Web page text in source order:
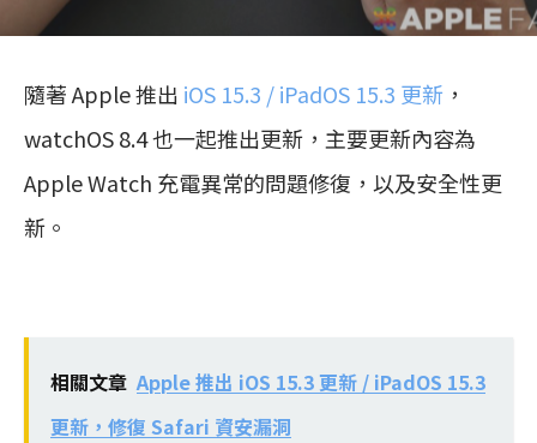
隨著 Apple 推出 iOS 15.3 / iPadOS 15.3 更新 ，
watchOS 8.4 也一起推出更新，主要更新內容為
Apple Watch 充電異常的問題修復，以及安全性更
新。
相關文章 Apple 推出 iOS 15.3 更新 / iPadOS 15.3
更新，修復 Safari 資安漏洞